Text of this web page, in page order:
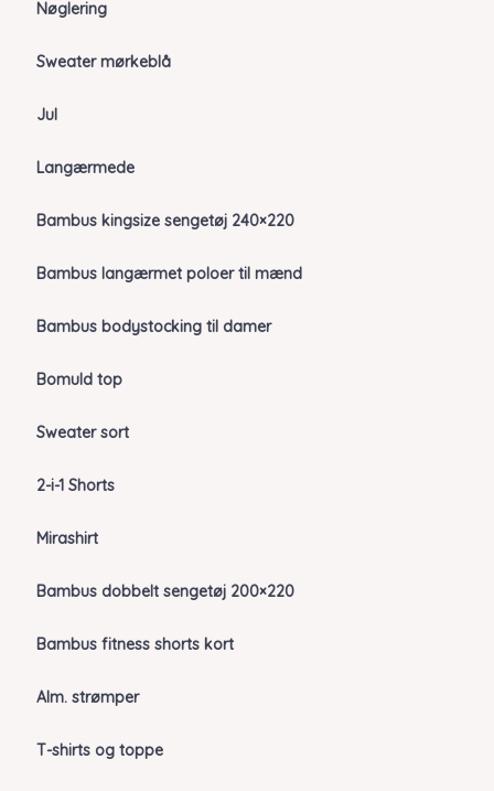
Nøglering
Sweater mørkeblå
Jul
Langærmede
Bambus kingsize sengetøj 240×220
Bambus langærmet poloer til mænd
Bambus bodystocking til damer
Bomuld top
Sweater sort
2-i-1 Shorts
Mirashirt
Bambus dobbelt sengetøj 200×220
Bambus fitness shorts kort
Alm. strømper
T-shirts og toppe